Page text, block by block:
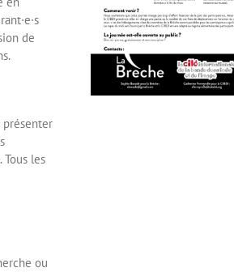
de
présenter
les
ou